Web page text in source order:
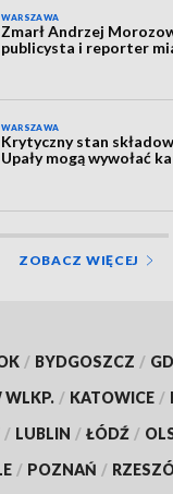
WARSZAWA
Zmarł Andrzej
publicysta i reporter
WARSZAWA
Krytyczny stan
Upały mogą wywołać
ZOBACZ WIĘCEJ
/ BYDGOSZCZ /
WLKP. / KATOWICE /
/ LUBLIN / ŁÓDŹ /
/ POZNAŃ /